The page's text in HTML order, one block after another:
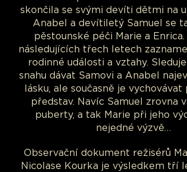
skončila se svými devíti dětmi na
Anabel a devítiletý Samuel se
pěstounské péči Marie a
následujících třech letech
rodinné události a vztahy.
snahu dávat Samovi a Anabel
lásku, ale současně je vychovávat
představ. Navíc Samuel zrovna
puberty, a tak Marie při jeho
nejedné výzvě…
Observační dokument režisérů
Nicolase Kourka je výsledkem tří